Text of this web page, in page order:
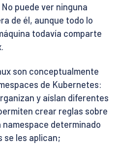
puede ver ninguna
de él, aunque todo lo
todavía comparte
son conceptualmente
de Kubernetes:
y aíslan diferentes
crear reglas sobre
determinado
se les aplican;